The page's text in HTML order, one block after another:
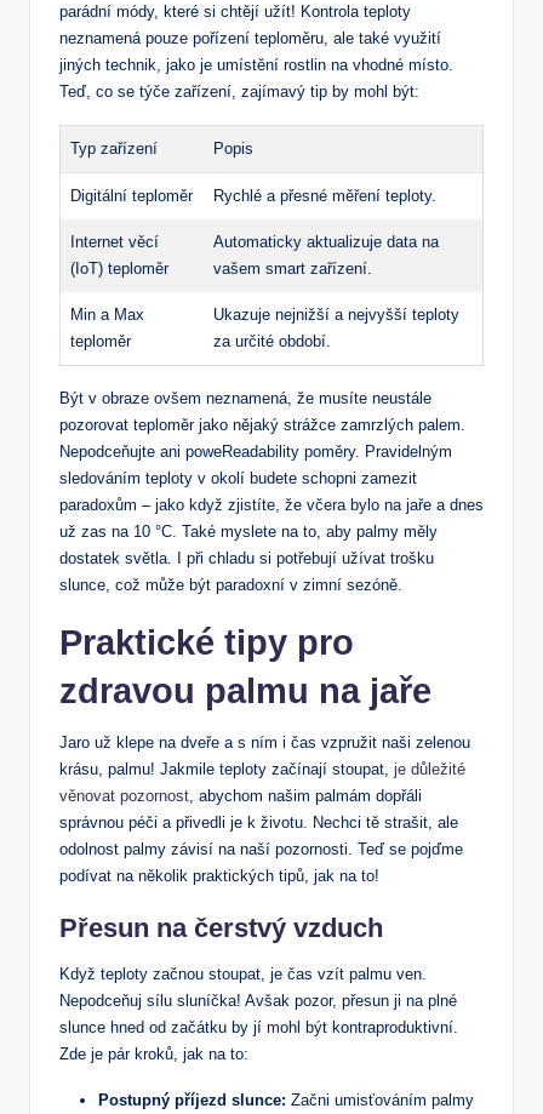
parádní módy, ​které ⁤si chtějí užít! ⁣Kontrola teploty
neznamená ​pouze pořízení teploměru, ale⁤ také využití⁤
jiných technik, jako je umístění rostlin na vhodné místo.
Teď, co ‌se ‍týče zařízení, zajímavý tip ​by mohl být:
Typ zařízení Popis
Digitální teploměr Rychlé‍ a přesné měření⁣ teploty.
Internet ​věcí
(IoT) teploměr
Automaticky aktualizuje data na
vašem smart zařízení.
Min a ‍Max
teploměr
Ukazuje nejnižší a nejvyšší teploty
⁢za určité období.
Být ‍v​ obraze ovšem neznamená, že musíte neustále
pozorovat teploměr jako nějaký ​strážce zamrzlých palem.
Nepodceňujte ani poweReadability poměry. Pravidelným​
sledováním teploty v okolí budete schopni zamezit⁤
paradoxům ‍– jako ‌když ⁣zjistíte, že‌ včera bylo na jaře a dnes
už⁣ zas na 10 °C. Také myslete na to, aby ⁢palmy měly
⁢dostatek světla. I při chladu si potřebují⁤ užívat trošku‍
slunce,‍ což ⁤může ‍být paradoxní v zimní⁤ sezóně.
Praktické tipy pro
zdravou palmu na jaře
Jaro už klepe na dveře a s ním i čas vzpružit naši zelenou
krásu, palmu! Jakmile⁤ teploty začínají stoupat, ⁣ je ⁣důležité
věnovat pozornost , ‍abychom ​našim palmám⁤ dopřáli
správnou péči a⁤ přivedli je ⁣k životu.⁢ Nechci tě strašit, ale
odolnost‍ palmy závisí⁤ na naší pozornosti. Teď ⁤se pojďme⁤
podívat na několik​ praktických tipů,‌ jak na​ to!
Přesun ⁤na čerstvý⁢ vzduch
Když teploty začnou stoupat, je ‍čas vzít palmu‍ ven.
Nepodceňuj sílu sluníčka! ⁣Avšak pozor,⁤ přesun ji na plné
⁤slunce hned⁤ od začátku by jí mohl být kontraproduktivní.
Zde je⁤ pár kroků, jak na to:
Postupný příjezd slunce: ⁣Začni umisťováním palmy